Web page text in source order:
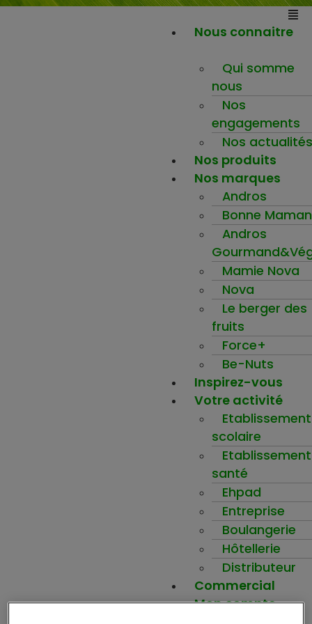
Nous connaitre
Qui somme
nous
Nos
engagements
Nos actualités
Nos produits
Nos marques
Andros
Bonne Maman
Andros
Mamie Nova
Nova
Le berger des
fruits
Force+
Be-Nuts
Inspirez-vous
Votre activité
Etablissement
scolaire
santé
Ehpad
Entreprise
Boulangerie
Hôtellerie
Distributeur
Commercial
Mon compte